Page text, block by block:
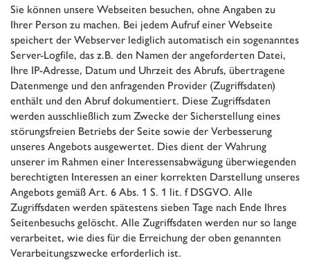
Sie können unsere Webseiten besuchen, ohne Angaben zu
Ihrer Person zu machen. Bei jedem Aufruf einer Webseite
speichert der Webserver lediglich automatisch ein sogenanntes
Server-Logfile, das z.B. den Namen der angeforderten Datei,
Ihre IP-Adresse, Datum und Uhrzeit des Abrufs, übertragene
Datenmenge und den anfragenden Provider (Zugriffsdaten)
enthält und den Abruf dokumentiert. Diese Zugriffsdaten
werden ausschließlich zum Zwecke der Sicherstellung eines
störungsfreien Betriebs der Seite sowie der Verbesserung
unseres Angebots ausgewertet. Dies dient der Wahrung
unserer im Rahmen einer Interessensabwägung überwiegenden
berechtigten Interessen an einer korrekten Darstellung unseres
Angebots gemäß Art. 6 Abs. 1 S. 1 lit. f DSGVO. Alle
Zugriffsdaten werden spätestens sieben Tage nach Ende Ihres
Seitenbesuchs gelöscht. Alle Zugriffsdaten werden nur so lange
verarbeitet, wie dies für die Erreichung der oben genannten
Verarbeitungszwecke erforderlich ist.